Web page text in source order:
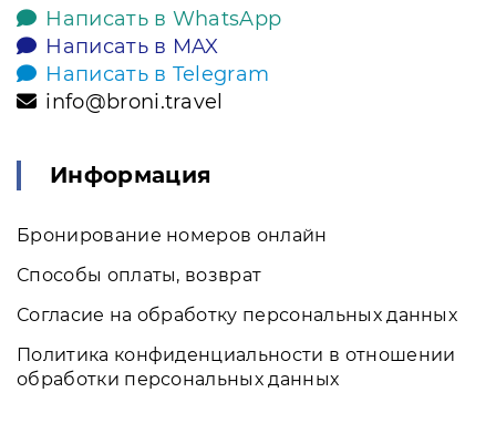
Написать в WhatsApp
Написать в MAX
Написать в Telegram
info@broni.travel
Информация
Бронирование номеров онлайн
Способы оплаты, возврат
Согласие на обработку персональных данных
Политика конфиденциальности в отношении
обработки персональных данных